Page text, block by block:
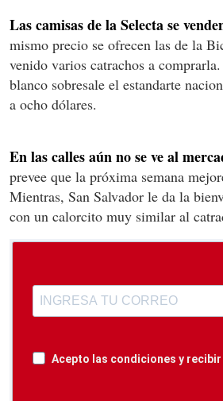
Las camisas de la Selecta se
mismo precio se ofrecen las de la
venido varios catrachos a
blanco sobresale el estandarte
a ocho dólares.
En las calles aún no se ve al
prevee que la próxima semana
Mientras, San Salvador le da la
con un calorcito muy similar al
Acepto las condiciones y